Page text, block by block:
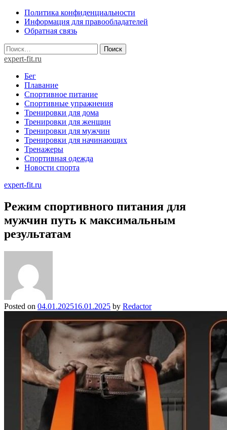
Skip
content
Политика конфиденциальности
Информация для правообладателей
Обратная связь
Найти:
expert-fit.ru
Бег
Плавание
Спортивное питание
Спортивные упражнения
Тренировки для дома
Тренировки для женщин
Тренировки для мужчин
Тренировки для начинающих
Тренажеры
Спортивная одежда
Новости спорта
expert-fit.ru
Режим спортивного питания для
мужчин путь к максимальным
результатам
Posted on 04.01.202516.01.2025 by Redactor